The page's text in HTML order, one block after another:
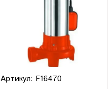
Артикул: F16470